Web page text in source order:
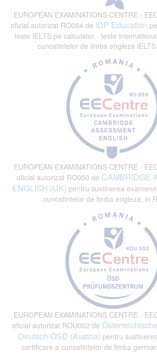
EUROPEAN EXAMINATIONS CENTRE -
oficial autorizat RO084 de IDP Education
teste IELTS pe calculator - teste
cunostintelor de limba engleza IELTS
EUROPEAN EXAMINATIONS CENTRE -
oficial autorizat RO050 de CAMBRIDGE
ENGLISH (UK) pentru sustinerea
cunostintelor de limba engleza, in
EUROPEAN EXAMINATIONS CENTRE -
oficial autorizat ROU002 de
Deutsch-ÖSD (Austria) pentru
certificare a cunostintelor de limba